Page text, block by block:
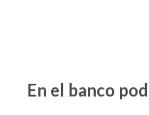
En el banco